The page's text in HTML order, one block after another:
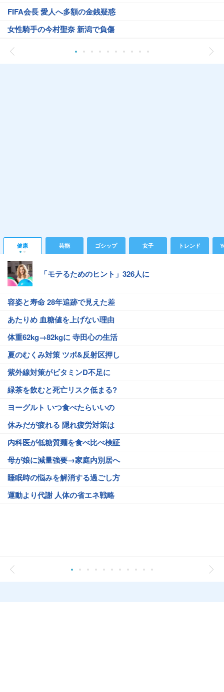
FIFA会長 愛人へ多額の金銭疑惑
女性騎手の今村聖奈 新潟で負傷
健康 芸能 ゴシップ 女子 トレンド
「モテるためのヒント」326人に
容姿と寿命 28年追跡で見えた差
あたりめ 血糖値を上げない理由
体重62kg→82kgに 寺田心の生活
夏のむくみ対策 ツボ&反射区押し
紫外線対策がビタミンD不足に
緑茶を飲むと死亡リスク低まる?
ヨーグルト いつ食べたらいいの
休みだが疲れる 隠れ疲労対策は
内科医が低糖質麺を食べ比べ検証
母が娘に減量強要→家庭内別居へ
睡眠時の悩みを解消する過ごし方
運動より代謝 人体の省エネ戦略